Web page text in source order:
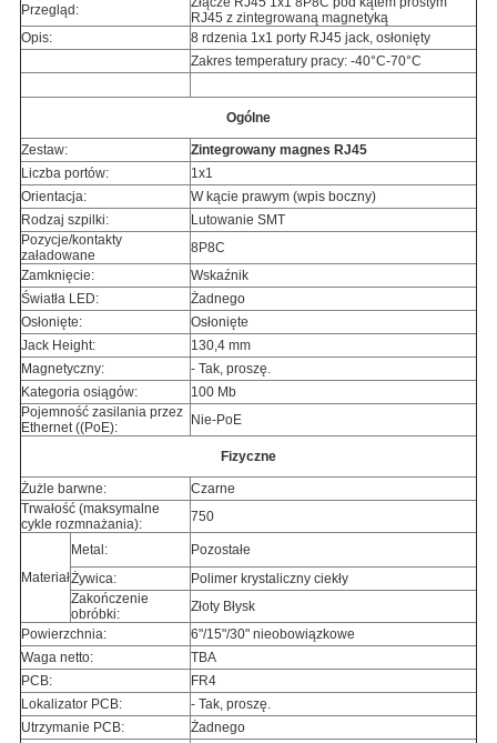
Przegląd:
RJ45 z zintegrowaną magnetyką
Opis:
8 rdzenia 1x1 porty RJ45 jack, osłonięty
Zakres temperatury pracy: -40°C-70°C
Ogólne
Zestaw:
Zintegrowany magnes RJ45
Liczba portów:
1x1
Orientacja:
W kącie prawym (wpis boczny)
Rodzaj szpilki:
Lutowanie SMT
Pozycje/kontakty
załadowane
8P8C
Zamknięcie:
Wskaźnik
Światła LED:
Żadnego
Osłonięte:
Osłonięte
Jack Height:
130,4 mm
Magnetyczny:
- Tak, proszę.
Kategoria osiągów:
100 Mb
Pojemność zasilania przez
Ethernet ((PoE):
Nie-PoE
Fizyczne
Żużle barwne:
Czarne
Trwałość (maksymalne
cykle rozmnażania):
750
Materiał
Metal:
Pozostałe
Żywica:
Polimer krystaliczny ciekły
Zakończenie
obróbki:
Złoty Błysk
Powierzchnia:
6"/15"/30" nieobowiązkowe
Waga netto:
TBA
PCB:
FR4
Lokalizator PCB:
- Tak, proszę.
Utrzymanie PCB:
Żadnego